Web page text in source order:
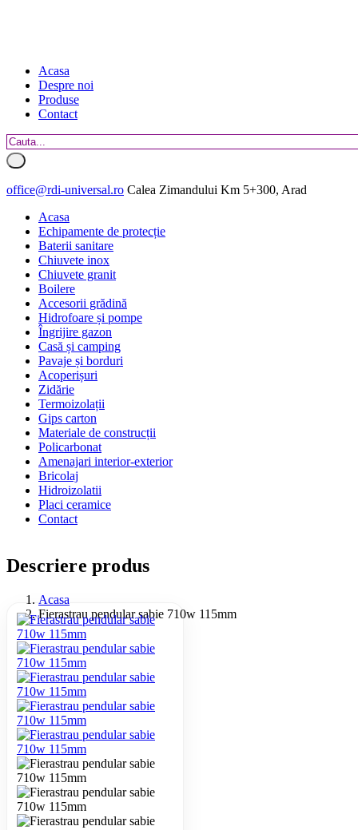
Acasa
Despre noi
Produse
Contact
office@rdi-universal.ro Calea Zimandului Km 5+300, Arad
Acasa
Echipamente de protecție
Baterii sanitare
Chiuvete inox
Chiuvete granit
Boilere
Accesorii grădină
Hidrofoare și pompe
Îngrijire gazon
Casă și camping
Pavaje și borduri
Acoperișuri
Zidărie
Termoizolații
Gips carton
Materiale de construcții
Policarbonat
Amenajari interior-exterior
Bricolaj
Hidroizolatii
Placi ceramice
Contact
Descriere produs
Acasa
Fierastrau pendular sabie 710w 115mm